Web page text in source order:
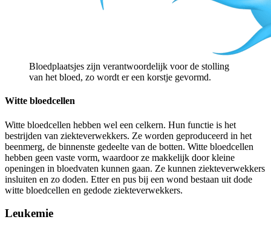
Bloedplaatsjes zijn verantwoordelijk voor de stolling
van het bloed, zo wordt er een korstje gevormd.
Witte bloedcellen
Witte bloedcellen hebben wel een celkern. Hun functie is het
bestrijden van ziekteverwekkers. Ze worden geproduceerd in het
beenmerg, de binnenste gedeelte van de botten. Witte bloedcellen
hebben geen vaste vorm, waardoor ze makkelijk door kleine
openingen in bloedvaten kunnen gaan. Ze kunnen ziekteverwekkers
insluiten en zo doden. Etter en pus bij een wond bestaan uit dode
witte bloedcellen en gedode ziekteverwekkers.
Leukemie